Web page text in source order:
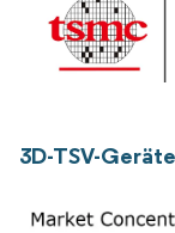
3D-TSV-